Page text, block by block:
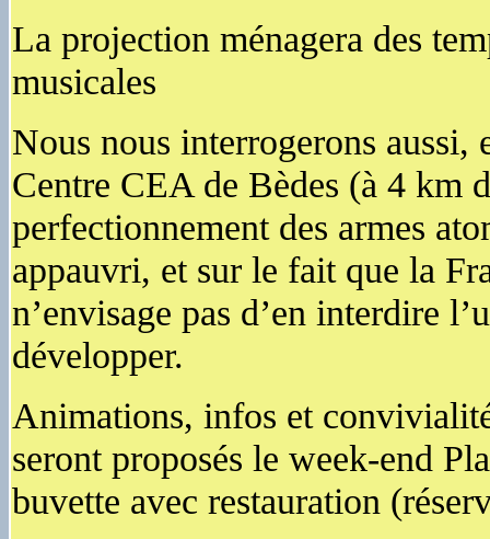
La projection ménagera des
musicales
Nous nous interrogerons
Centre CEA de Bèdes (à 4 km
perfectionnement des armes
appauvri, et sur le fait que la
n’envisage pas d’en interdire
développer.
Animations, infos et
seront proposés le week-end
buvette avec restauration